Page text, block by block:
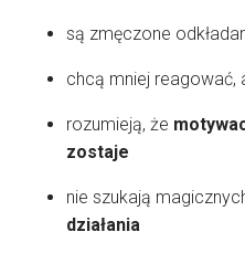
są zmęczone
chcą mniej reagować,
rozumieją, że
zostaje
nie szukają
działania